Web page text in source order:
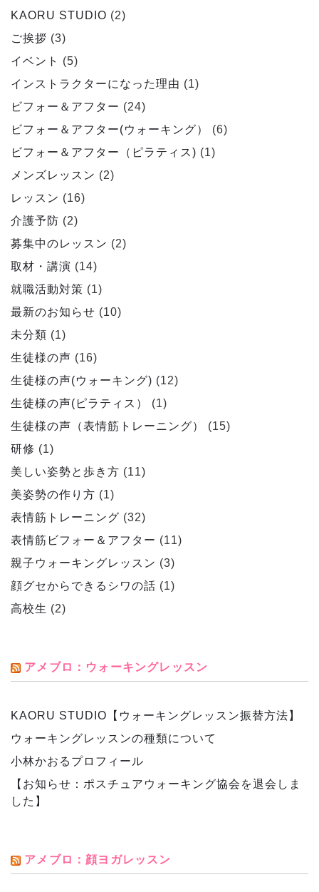
KAORU STUDIO (2)
ご挨拶 (3)
イベント
(5)
インストラクターになった理由 (1)
ビフォー＆アフター (24)
ビフォー＆アフター(ウォーキング）
(6)
ビフォー＆アフター（ピラティス) (1)
メンズレッスン (2)
レッスン (16)
介護予防 (2)
募集中のレッスン (2)
取材・講演 (14)
就職活動対策 (1)
最新のお知らせ (10)
未分類 (1)
生徒様の声 (16)
生徒様の声(ウォーキング) (12)
生徒様の声(ピラティス）
(1)
生徒様の声（表情筋トレーニング）
(15)
研修 (1)
美しい姿勢と歩き方 (11)
美姿勢の作り方 (1)
表情筋トレーニング (32)
表情筋ビフォー＆アフター (11)
親子ウォーキングレッスン (3)
顔グセからできるシワの話 (1)
高校生 (2)
アメブロ：ウォーキングレッスン
KAORU STUDIO【ウォーキングレッスン振替方法】
ウォーキングレッスンの種類について
小林かおるプロフィール
【お知らせ：ポスチュアウォーキング協会を退会しま
した】
アメブロ：顔ヨガレッスン